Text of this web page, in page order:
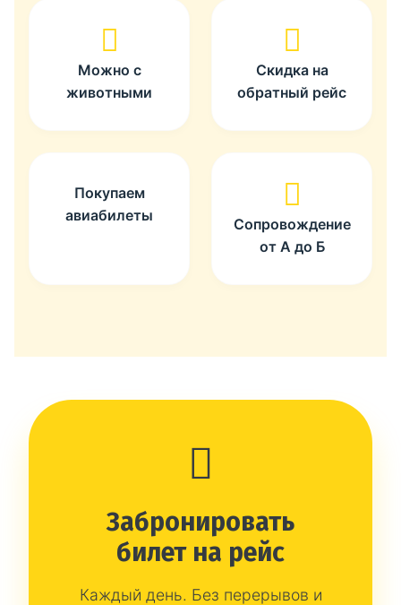
Можно с
животными
Скидка на
обратный рейс
Покупаем
авиабилеты
Сопровождение
от А до Б
Забронировать
билет на рейс
Каждый день. Без перерывов и